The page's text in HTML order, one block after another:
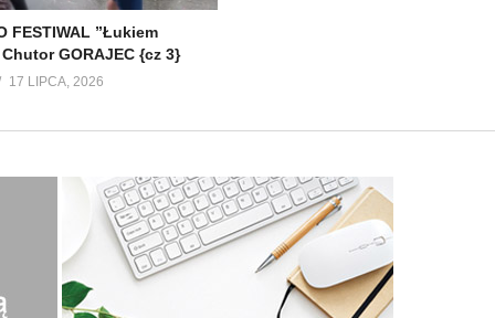
FESTIWAL ”Łukiem
GORAJEC {cz 3}
17 LIPCA, 2026